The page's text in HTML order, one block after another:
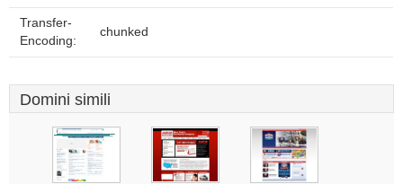
Transfer-
Encoding:
chunked
Domini simili